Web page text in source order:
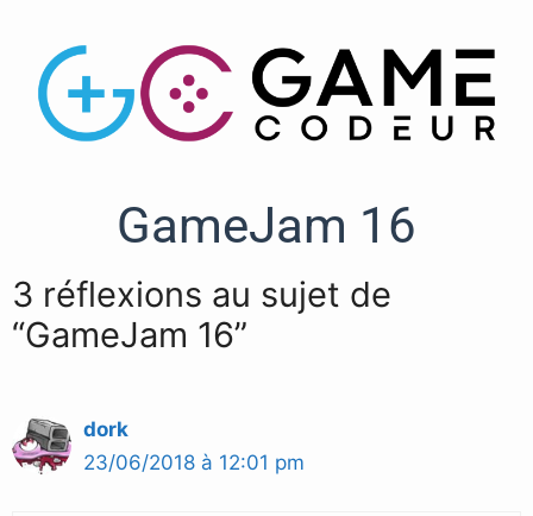
GameJam 16
3 réflexions au sujet de
“GameJam 16”
dork
23/06/2018 à 12:01 pm